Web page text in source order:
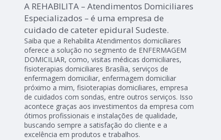
A REHABILITA – Atendimentos Domiciliares
Especializados – é uma empresa de
cuidado de cateter epidural Sudeste.
Saiba que a Rehabilita Atendimentos domiciliares
oferece a solução no segmento de ENFERMAGEM
DOMICILIAR, como, visitas médicas domiciliares,
fisioterapias domiciliares Brasília, serviços de
enfermagem domiciliar, enfermagem domiciliar
próximo a mim, fisioterapias domiciliares, empresa
de cuidados com sondas, entre outros serviços. Isso
acontece graças aos investimentos da empresa com
ótimos profissionais e instalações de qualidade,
buscando sempre a satisfação do cliente e a
excelência em produtos e trabalhos.